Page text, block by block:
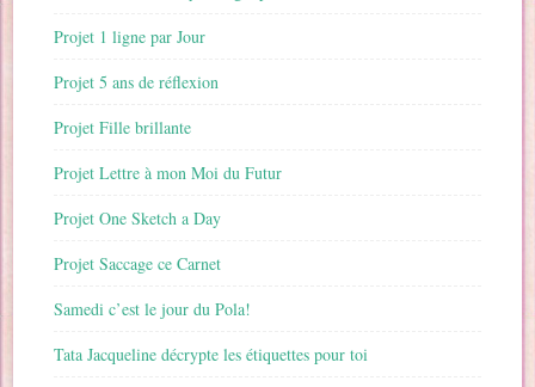
Projet 1 ligne par Jour
Projet 5 ans de réflexion
Projet Fille brillante
Projet Lettre à mon Moi du Futur
Projet One Sketch a Day
Projet Saccage ce Carnet
Samedi c’est le jour du Pola!
Tata Jacqueline décrypte les étiquettes pour toi